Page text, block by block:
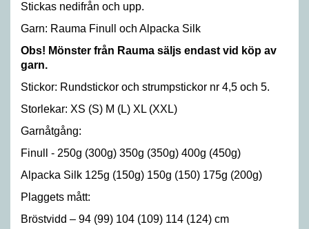
Stickas nedifrån och upp.
Garn: Rauma Finull och Alpacka Silk
Obs! Mönster från Rauma säljs endast vid köp av
garn.
Stickor: Rundstickor och strumpstickor nr 4,5 och 5.
Storlekar: XS (S) M (L) XL (XXL)
Garnåtgång:
Finull - 250g (300g) 350g (350g) 400g (450g)
Alpacka Silk 125g (150g) 150g (150) 175g (200g)
Plaggets mått:
Bröstvidd – 94 (99) 104 (109) 114 (124) cm